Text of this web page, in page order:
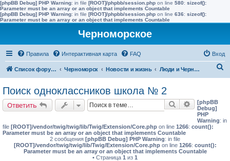
[phpBB Debug] PHP Warning: in file [ROOT]/phpbb/session.php on line 580: sizeof():
Parameter must be an array or an object that implements Countable
[phpBB Debug] PHP Warning: in file [ROOT]/phpbb/session.php on line 636: sizeof():
Parameter must be an array or an object that implements Countable
Черноморское
Правила Интерактивная карта FAQ Вход
Список форумов Черноморск Новости и жизнь Люди и Черноморское
Поиск одноклассников школа № 2
Ответить Поиск
[phpBB
Debug]
PHP
Warning: in
file [ROOT]/vendor/twig/twig/lib/Twig/Extension/Core.php on line 1266: count():
Parameter must be an array or an object that implements Countable
2 сообщения [phpBB Debug] PHP Warning: in file
[ROOT]/vendor/twig/twig/lib/Twig/Extension/Core.phpon line 1266: count():
Parameter must be an array or an object that implements Countable
• Страница 1 из 1